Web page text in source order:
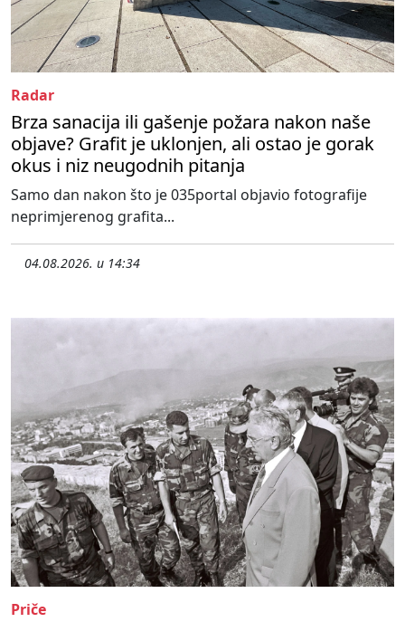
Radar
Brza sanacija ili gašenje požara nakon naše
objave? Grafit je uklonjen, ali ostao je gorak
okus i niz neugodnih pitanja
Samo dan nakon što je 035portal objavio fotografije
neprimjerenog grafita...
04.08.2026. u 14:34
Priče